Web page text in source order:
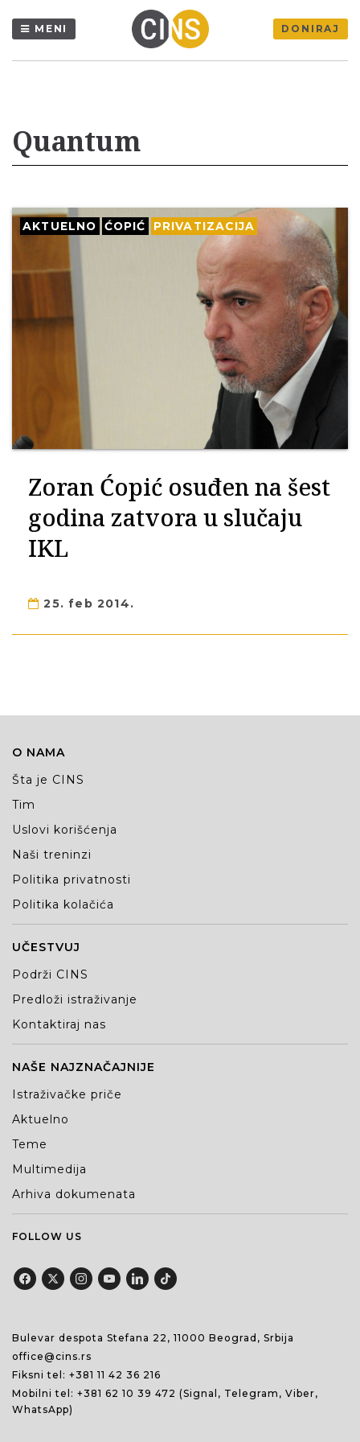
MENI DONIRAJ
Quantum
AKTUELNO ĆOPIĆ PRIVATIZACIJA
Zoran Ćopić osuđen na šest
godina zatvora u slučaju
IKL
25. feb 2014.
O NAMA
Šta je CINS
Tim
Uslovi korišćenja
Naši treninzi
Politika privatnosti
Politika kolačića
UČESTVUJ
Podrži CINS
Predloži istraživanje
Kontaktiraj nas
NAŠE NAJZNAČAJNIJE
Istraživačke priče
Aktuelno
Teme
Multimedija
Arhiva dokumenata
FOLLOW US
Bulevar despota Stefana 22, 11000 Beograd, Srbija
office@cins.rs
Fiksni tel: +381 11 42 36 216
Mobilni tel: +381 62 10 39 472 (Signal, Telegram, Viber,
WhatsApp)